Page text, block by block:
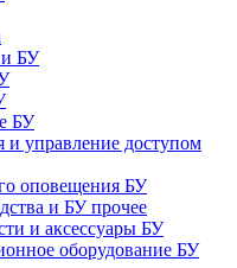
и БУ
БУ
и управление доступом
оповещения БУ
и БУ прочее
и аксессуары БУ
оборудование БУ